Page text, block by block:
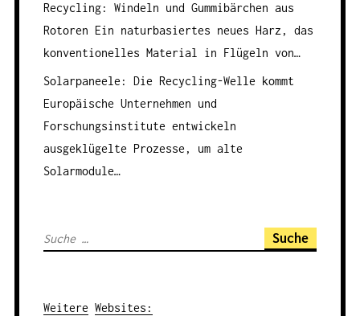
Recycling: Windeln und Gummibärchen aus
Rotoren Ein naturbasiertes neues Harz, das
konventionelles Material in Flügeln von…
Solarpaneele: Die Recycling-Welle kommt
Europäische Unternehmen und
Forschungsinstitute entwickeln
ausgeklügelte Prozesse, um alte
Solarmodule…
S
h
Weitere Websites :